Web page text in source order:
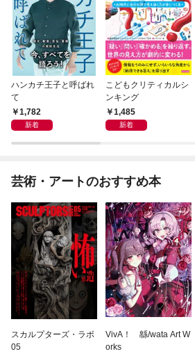
ハンカチ王子と呼ばれ
て
1,782
新着
こどもクリティカルシ
ンキング
1,485
新着
芸術・アートのおすすめ本
スカルプターズ・ラボ
05
VivA！ 緜/wata Art W
orks